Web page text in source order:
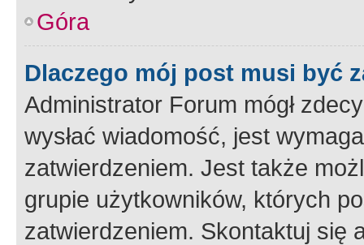
Góra
Dlaczego mój post musi być
Administrator Forum mógł
wysłać wiadomość, jest
zatwierdzeniem. Jest także
grupie użytkowników, których
zatwierdzeniem. Skontaktuj się